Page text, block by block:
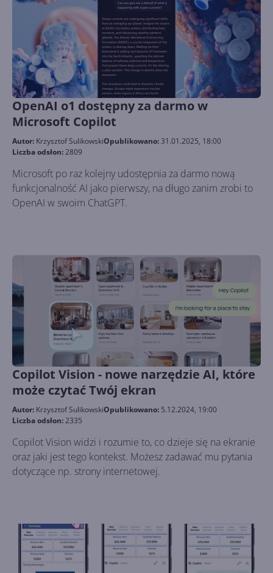
OpenAI o1 dostępny za darmo w
Microsoft Copilot
Autor: Krzysztof SulikowskiOpublikowano:31.01.2025, 18:00
Liczba odsłon:2809
Microsoft po raz kolejny udostępnia za darmo nową
funkcjonalność AI jako pierwszy, na długo zanim zrobi to
OpenAI w swoim ChatGPT.
Copilot Vision - nowe narzędzie AI, które
może czytać Twój ekran
Autor: Krzysztof SulikowskiOpublikowano: 5.12.2024, 19:00
Liczba odsłon:2335
Copilot Vision widzi i rozumie to, co dzieje się na ekranie
oraz jaki jest tego kontekst. Możesz zadawać mu pytania
dotyczące np. strony internetowej.